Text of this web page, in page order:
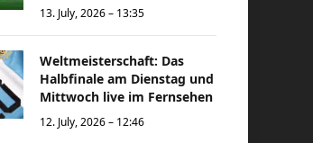
13. July, 2026 – 13:35
Weltmeisterschaft: Das
Halbfinale am Dienstag und
Mittwoch live im Fernsehen
12. July, 2026 – 12:46